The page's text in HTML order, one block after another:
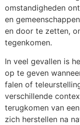
omstandigheden
en
en door te zetten,
tegenkomen.
In veel gevallen is
op te geven
falen of
verschillende
terugkomen van
zich herstellen na